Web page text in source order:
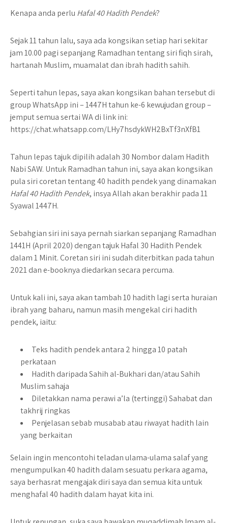
Kenapa anda perlu Hafal 40 Hadith Pendek?
Sejak 11 tahun lalu, saya ada kongsikan setiap hari sekitar
jam 10.00 pagi sepanjang Ramadhan tentang siri fiqh sirah,
hartanah Muslim, muamalat dan ibrah hadith sahih.
Seperti tahun lepas, saya akan kongsikan bahan tersebut di
group WhatsApp ini – 1447H tahun ke-6 kewujudan group –
jemput semua sertai WA di link ini:
https://chat.whatsapp.com/LHy7hsdykWH2BxTf3nXfB1
Tahun lepas tajuk dipilih adalah 30 Nombor dalam Hadith
Nabi SAW. Untuk Ramadhan tahun ini, saya akan kongsikan
pula siri coretan tentang 40 hadith pendek yang dinamakan
Hafal 40 Hadith Pendek, insya Allah akan berakhir pada 11
Syawal 1447H.
Sebahgian siri ini saya pernah siarkan sepanjang Ramadhan
1441H (April 2020) dengan tajuk Hafal 30 Hadith Pendek
dalam 1 Minit. Coretan siri ini sudah diterbitkan pada tahun
2021 dan e-booknya diedarkan secara percuma.
Untuk kali ini, saya akan tambah 10 hadith lagi serta huraian
ibrah yang baharu, namun masih mengekal ciri hadith
pendek, iaitu:
Teks hadith pendek antara 2 hingga 10 patah
perkataan
Hadith daripada Sahih al-Bukhari dan/atau Sahih
Muslim sahaja
Diletakkan nama perawi a’la (tertinggi) Sahabat dan
takhrij ringkas
Penjelasan sebab musabab atau riwayat hadith lain
yang berkaitan
Selain ingin mencontohi teladan ulama-ulama salaf yang
mengumpulkan 40 hadith dalam sesuatu perkara agama,
saya berhasrat mengajak diri saya dan semua kita untuk
menghafal 40 hadith dalam hayat kita ini.